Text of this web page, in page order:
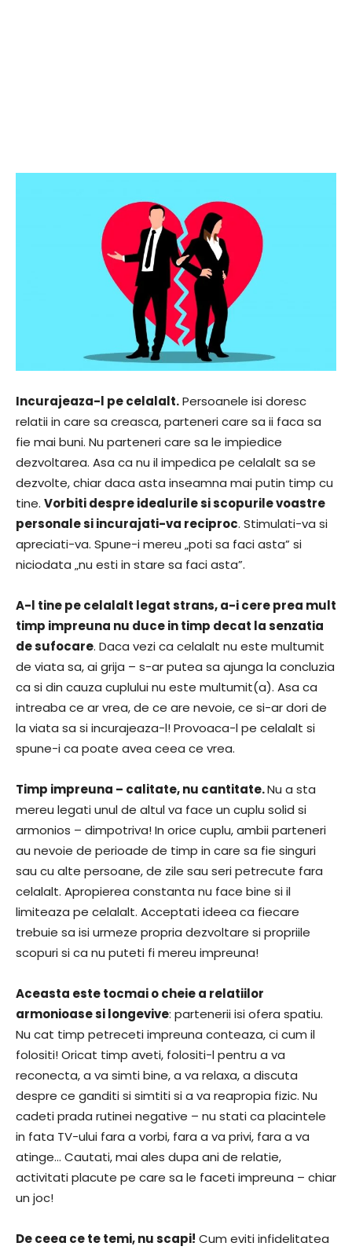
Incurajeaza-l pe celalalt.Persoanele isi doresc
relatii in care sa creasca, parteneri care sa ii faca sa
fie mai buni. Nu parteneri care sa le impiedice
dezvoltarea. Asa ca nu il impedica pe celalalt sa se
dezvolte, chiar daca asta inseamna mai putin timp cu
tine. Vorbiti despre idealurile si scopurile voastre
personale si incurajati-va reciproc. Stimulati-va si
apreciati-va. Spune-i mereu „poti sa faci asta” si
niciodata „nu esti in stare sa faci asta”.
A-l tine pe celalalt legat strans, a-i cere prea mult
timp impreuna nu duce in timp decat la senzatia
de sufocare. Daca vezi ca celalalt nu este multumit
de viata sa, ai grija – s-ar putea sa ajunga la concluzia
ca si din cauza cuplului nu este multumit(a). Asa ca
intreaba ce ar vrea, de ce are nevoie, ce si-ar dori de
la viata sa si incurajeaza-l! Provoaca-l pe celalalt si
spune-i ca poate avea ceea ce vrea.
Timp impreuna – calitate, nu cantitate.Nu a sta
mereu legati unul de altul va face un cuplu solid si
armonios – dimpotriva! In orice cuplu, ambii parteneri
au nevoie de perioade de timp in care sa fie singuri
sau cu alte persoane, de zile sau seri petrecute fara
celalalt. Apropierea constanta nu face bine si il
limiteaza pe celalalt. Acceptati ideea ca fiecare
trebuie sa isi urmeze propria dezvoltare si propriile
scopuri si ca nu puteti fi mereu impreuna!
Aceasta este tocmai o cheie a relatiilor
armonioase si longevive: partenerii isi ofera spatiu.
Nu cat timp petreceti impreuna conteaza, ci cum il
folositi! Oricat timp aveti, folositi-l pentru a va
reconecta, a va simti bine, a va relaxa, a discuta
despre ce ganditi si simtiti si a va reapropia fizic. Nu
cadeti prada rutinei negative – nu stati ca placintele
in fata TV-ului fara a vorbi, fara a va privi, fara a va
atinge… Cautati, mai ales dupa ani de relatie,
activitati placute pe care sa le faceti impreuna – chiar
un joc!
De ceea ce te temi, nu scapi! Cum eviti infidelitatea